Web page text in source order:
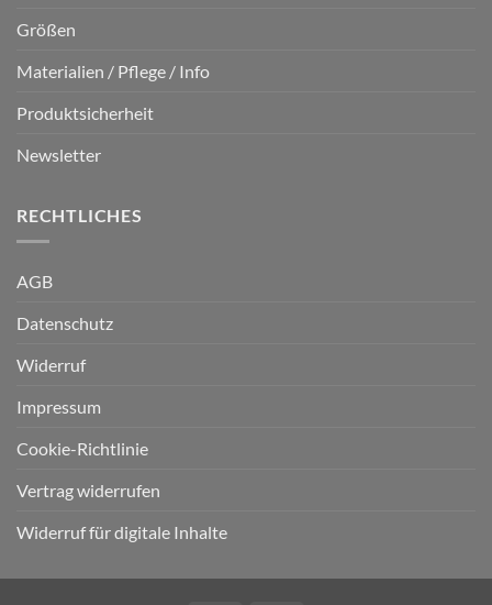
Größen
Materialien / Pflege / Info
Produktsicherheit
Newsletter
RECHTLICHES
AGB
Datenschutz
Widerruf
Impressum
Cookie-Richtlinie
Vertrag widerrufen
Widerruf für digitale Inhalte